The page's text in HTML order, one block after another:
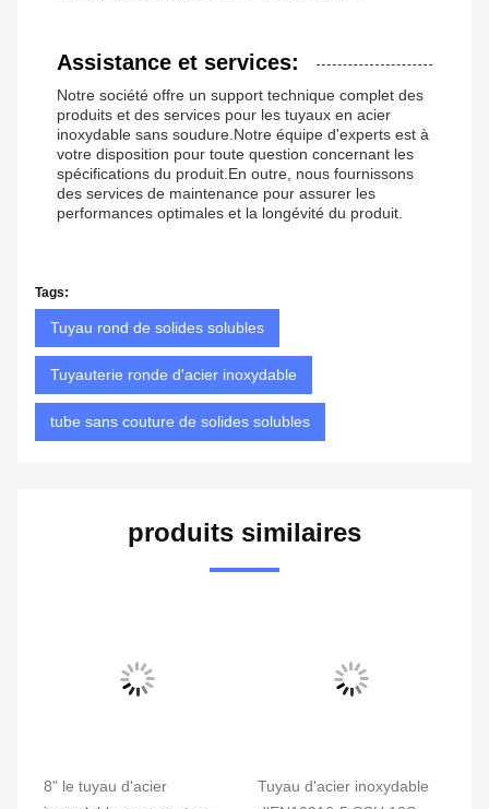
Assistance et services:
Notre société offre un support technique complet des
produits et des services pour les tuyaux en acier
inoxydable sans soudure.Notre équipe d'experts est à
votre disposition pour toute question concernant les
spécifications du produit.En outre, nous fournissons
des services de maintenance pour assurer les
performances optimales et la longévité du produit.
Tags:
Tuyau rond de solides solubles
Tuyauterie ronde d'acier inoxydable
tube sans couture de solides solubles
produits similaires
8" le tuyau d'acier
Tuyau d'acier inoxydable